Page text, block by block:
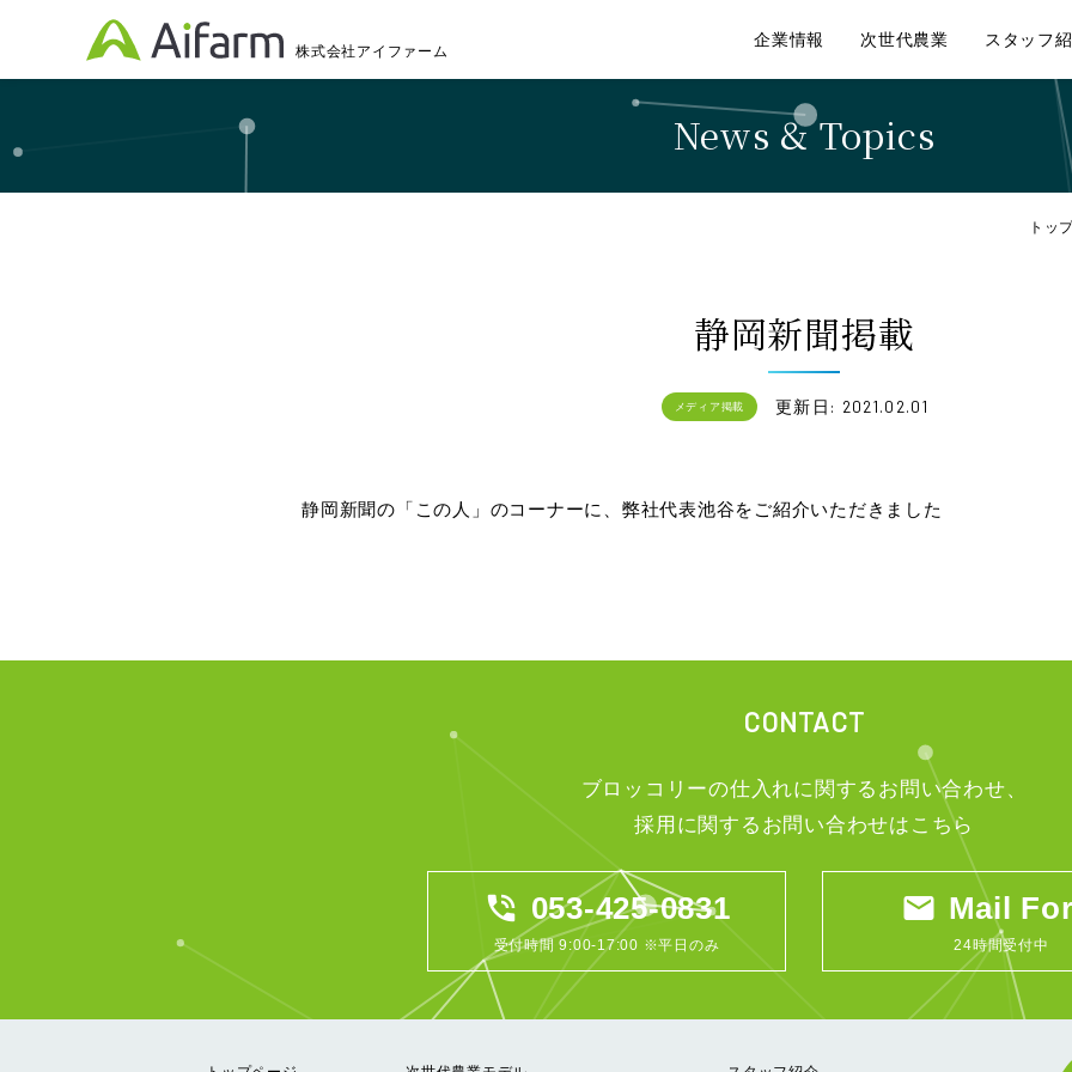
株式会社アイファーム
企業情報 次世代農業 スタッフ
News & Topics
トッ
静岡新聞掲載
メディア掲載 更新日: 2021.02.01
静岡新聞の「この人」のコーナーに、弊社代表池谷をご紹介いただきました
CONTACT
ブロッコリーの仕入れに関するお問い合わせ、
採用に関するお問い合わせはこちら
phone_in_talk 053-425-0831
受付時間 9:00-17:00 ※平日のみ
email Mail
24時間受付中